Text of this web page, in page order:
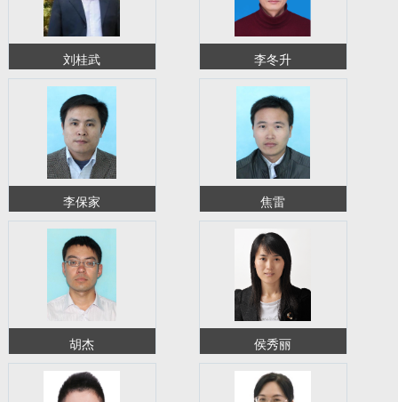
刘桂武 李冬升
李保家 焦雷
胡杰 侯秀丽